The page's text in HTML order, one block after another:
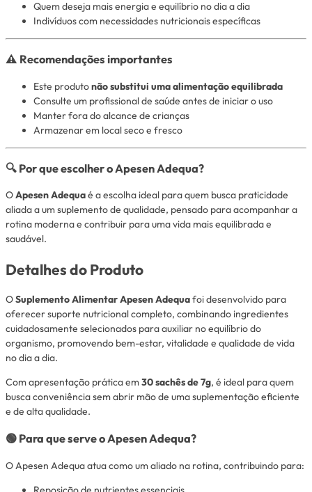
Quem deseja mais energia e equilíbrio no dia a dia
Indivíduos com necessidades nutricionais específicas
⚠️ Recomendações importantes
Este produtonão substitui uma alimentação equilibrada
Consulte um profissional de saúde antes de iniciar o uso
Manter fora do alcance de crianças
Armazenar em local seco e fresco
🔍 Por que escolher o Apesen Adequa?
OApesen Adequaé a escolha ideal para quem busca praticidade
aliada a um suplemento de qualidade, pensado para acompanhar a
rotina moderna e contribuir para uma vida mais equilibrada e
saudável.
Detalhes do Produto
OSuplemento Alimentar Apesen Adequafoi desenvolvido para
oferecer suporte nutricional completo, combinando ingredientes
cuidadosamente selecionados para auxiliar no equilíbrio do
organismo, promovendo bem-estar, vitalidade e qualidade de vida
no dia a dia.
Com apresentação prática em30 sachês de 7g, é ideal para quem
busca conveniência sem abrir mão de uma suplementação eficiente
e de alta qualidade.
🟢 Para que serve o Apesen Adequa?
O Apesen Adequa atua como um aliado na rotina, contribuindo para: